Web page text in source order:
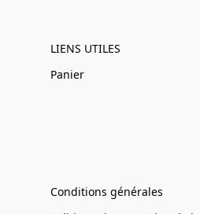
LIENS UTILES
Panier
Conditions générales